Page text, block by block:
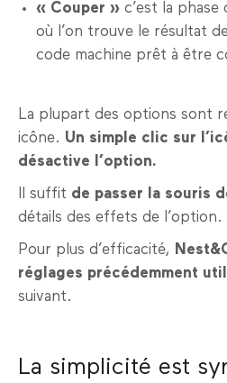
« Couper » c’est la phase
où l’on trouve le résultat
code machine prêt à être
La plupart des options sont
icône. Un simple clic sur
désactive l’option.
Il suffit de passer la souris
détails des effets de l’option.
Pour plus d’efficacité,
réglages précédemment
suivant.
La simplicité est